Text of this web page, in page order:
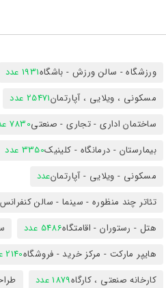
ورزشگاه - سالن ورزش - باشگاه1931 عدد
مسکونی ، ویلایی ، آپارتمان25471 عدد
ساختمان اداری - تجاری - صنعتی7830 عدد
بیمارستان - درمانگاه - کلینیک3350 عدد
مسکونی - ویلایی - آپارتمانعدد
تئاتر چند منظوره - سینما - سالن
هتل - رستوران - اقامتگاه5486 عدد
هایپر مارکت - مرکز خرید - فروشگاه2140 عدد
کارخانه صنعتی ، کارگاه1879 عدد